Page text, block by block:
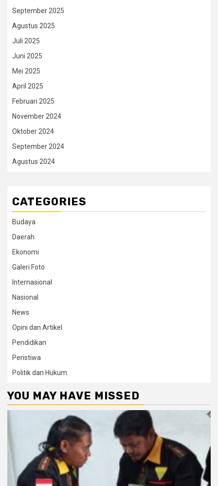
September 2025
Agustus 2025
Juli 2025
Juni 2025
Mei 2025
April 2025
Februari 2025
November 2024
Oktober 2024
September 2024
Agustus 2024
CATEGORIES
Budaya
Daerah
Ekonomi
Galeri Foto
Internasional
Nasional
News
Opini dan Artikel
Pendidikan
Peristiwa
Politik dan Hukum
YOU MAY HAVE MISSED